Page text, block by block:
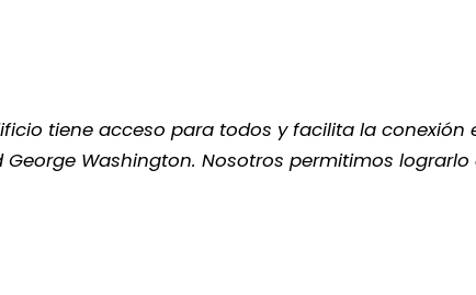
tiene acceso para todos y facilita la conexión
Washington. Nosotros permitimos